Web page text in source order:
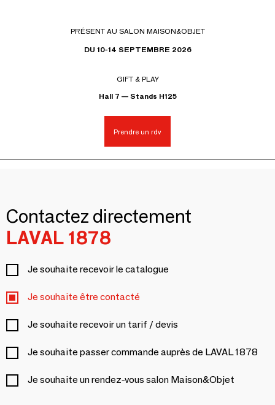
PRÉSENT AU SALON MAISON&OBJET
DU 10-14 SEPTEMBRE 2026
GIFT & PLAY
Hall 7 — Stands H125
Prendre un rdv
Contactez directement
LAVAL 1878
Je souhaite recevoir le catalogue
Je souhaite être contacté
Je souhaite recevoir un tarif / devis
Je souhaite passer commande auprès de LAVAL 1878
Je souhaite un rendez-vous salon Maison&Objet